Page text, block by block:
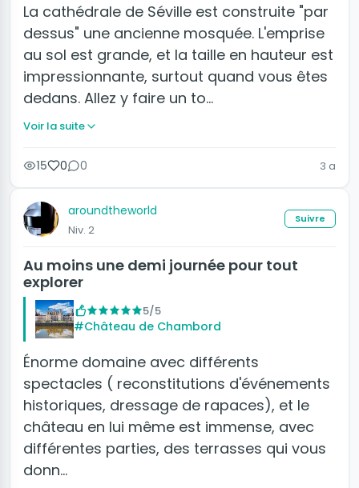
La cathédrale de Séville est construite "par
dessus" une ancienne mosquée. L'emprise
au sol est grande, et la taille en hauteur est
impressionnante, surtout quand vous êtes
dedans. Allez y faire un to…
Voir la suite
15 0 0 3 a
aroundtheworld
Niv. 2
Suivre
Au moins une demi journée pour tout
explorer
5/5
#Château de Chambord
Énorme domaine avec différents
spectacles ( reconstitutions d'événements
historiques, dressage de rapaces), et le
château en lui même est immense, avec
différentes parties, des terrasses qui vous
donn…